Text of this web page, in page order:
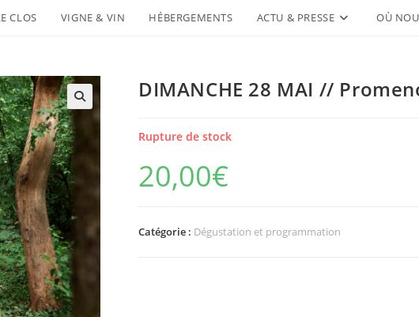
CLOS VIGNE & VIN HÉBERGEMENTS ACTU & PRESSE OÙ
DIMANCHE 28 MAI //
Rupture de stock
20,00€
Catégorie : Dégustation et programmation